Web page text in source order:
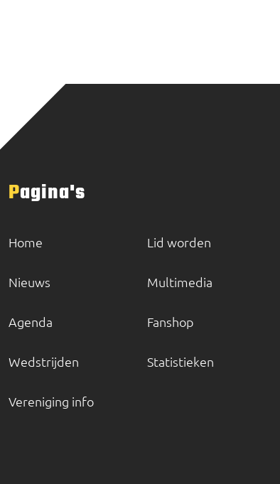
Pagina's
Home
Nieuws
Agenda
Wedstrijden
Vereniging info
Lid worden
Multimedia
Fanshop
Statistieken